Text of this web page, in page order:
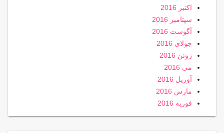
اکتبر 2016
سپتامبر 2016
آگوست 2016
جولای 2016
ژوئن 2016
می 2016
آوریل 2016
مارس 2016
فوریه 2016